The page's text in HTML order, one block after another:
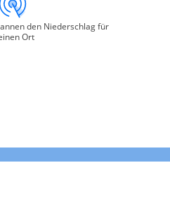
den Niederschlag für
Ort